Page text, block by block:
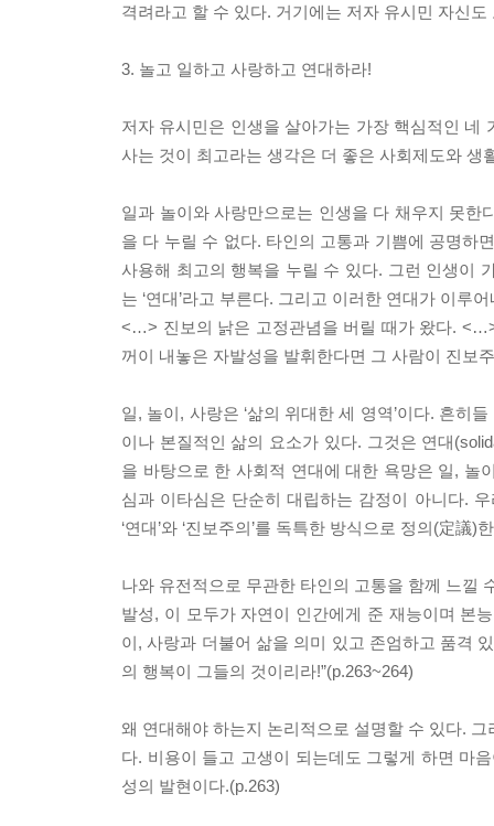
격려라고 할 수 있다. 거기에는 저자 유시민 자신도
3. 놀고 일하고 사랑하고 연대하라!
저자 유시민은 인생을 살아가는 가장 핵심적인 네
사는 것이 최고라는 생각은 더 좋은 사회제도와
일과 놀이와 사랑만으로는 인생을 다 채우지 못
을 다 누릴 수 없다. 타인의 고통과 기쁨에 공명하
사용해 최고의 행복을 누릴 수 있다. 그런 인생이
는 ‘연대’라고 부른다. 그리고 이러한 연대가 이루
<…> 진보의 낡은 고정관념을 버릴 때가 왔다.
꺼이 내놓은 자발성을 발휘한다면 그 사람이 진보
일, 놀이, 사랑은 ‘삶의 위대한 세 영역’이다. 흔히
이나 본질적인 삶의 요소가 있다. 그것은 연대
을 바탕으로 한 사회적 연대에 대한 욕망은 일, 놀
심과 이타심은 단순히 대립하는 감정이 아니다.
‘연대’와 ‘진보주의’를 독특한 방식으로 정의(定議)
나와 유전적으로 무관한 타인의 고통을 함께 느낄
발성, 이 모두가 자연이 인간에게 준 재능이며 본
이, 사랑과 더불어 삶을 의미 있고 존엄하고 품격
의 행복이 그들의 것이리라!”(p.263~264)
왜 연대해야 하는지 논리적으로 설명할 수 있다.
다. 비용이 들고 고생이 되는데도 그렇게 하면 마
성의 발현이다.(p.263)